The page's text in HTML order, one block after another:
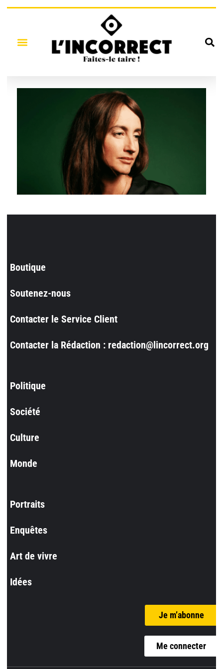
Boutique
Soutenez-nous
Contacter le Service Client
Contacter la Rédaction : redaction@lincorrect.org
Politique
Société
Culture
Monde
Portraits
Enquêtes
Art de vivre
Idées
Je m’abonne
Me connecter